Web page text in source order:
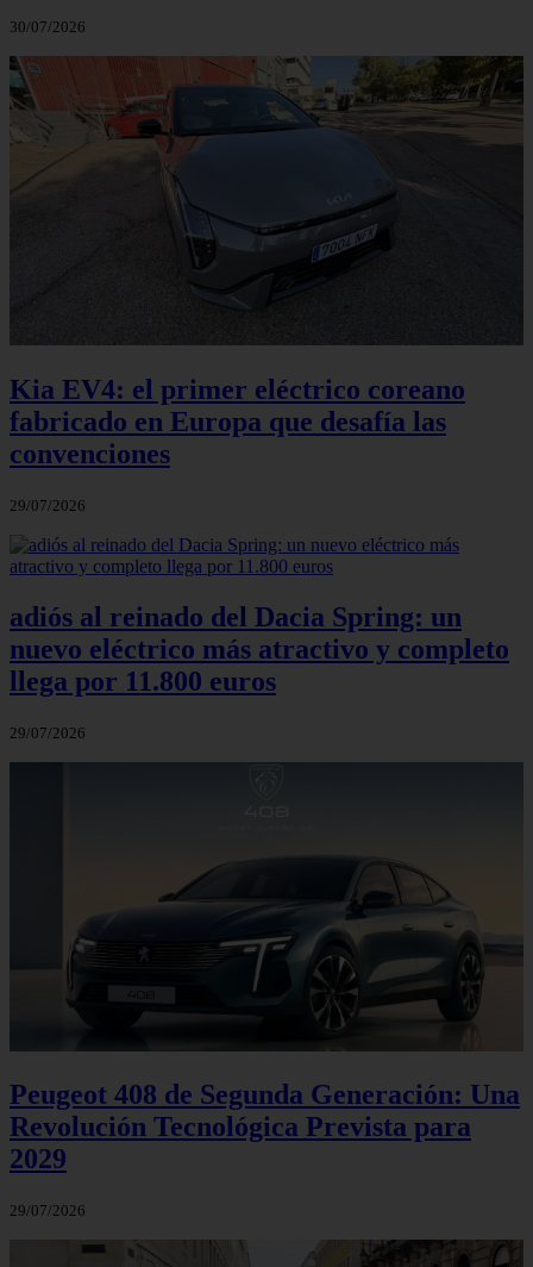
30/07/2026
Kia EV4: el primer eléctrico coreano
fabricado en Europa que desafía las
convenciones
29/07/2026
adiós al reinado del Dacia Spring: un
nuevo eléctrico más atractivo y completo
llega por 11.800 euros
29/07/2026
Peugeot 408 de Segunda Generación: Una
Revolución Tecnológica Prevista para
2029
29/07/2026